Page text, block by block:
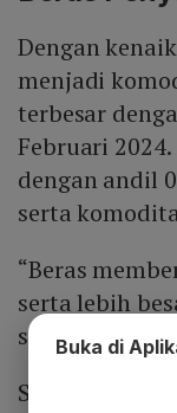
Dengan
menjadi
terbesar
Februari
dengan andil
serta
“Beras
serta lebih
sebelumnya,”
Secara rinci,
Buka di